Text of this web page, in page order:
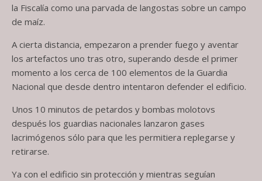
la Fiscalía como una parvada de langostas sobre un campo
de maíz.
A cierta distancia, empezaron a prender fuego y aventar
los artefactos uno tras otro, superando desde el primer
momento a los cerca de 100 elementos de la Guardia
Nacional que desde dentro intentaron defender el edificio.
Unos 10 minutos de petardos y bombas molotovs
después los guardias nacionales lanzaron gases
lacrimógenos sólo para que les permitiera replegarse y
retirarse.
Ya con el edificio sin protección y mientras seguían